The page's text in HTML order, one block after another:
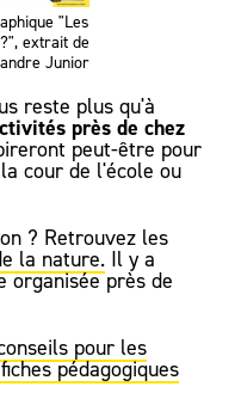
"Les
extrait de
Junior
reste plus qu'à
près de chez
peut-être pour
cour de l'école ou
? Retrouvez les
la nature. Il y a
organisée près de
pour les
pédagogiques